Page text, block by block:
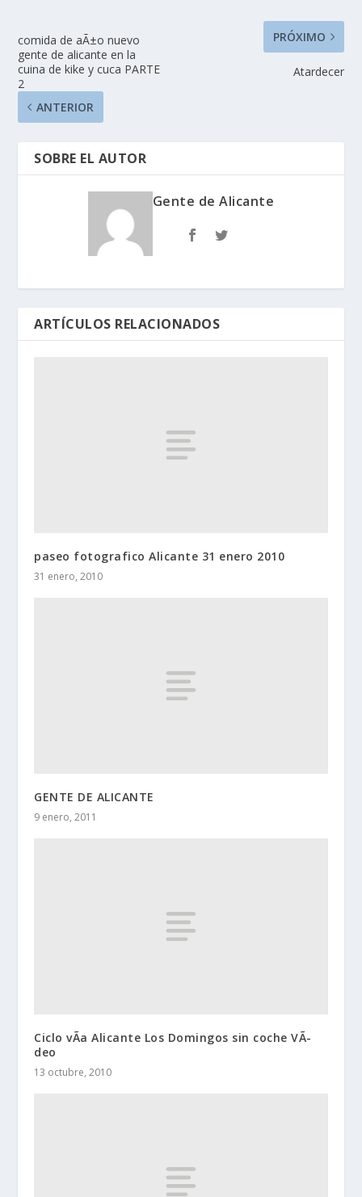
comida de aÃ±o nuevo
gente de alicante en la
cuina de kike y cuca PARTE
2
ANTERIOR
PRÓXIMO
Atardecer
SOBRE EL AUTOR
Gente de Alicante
ARTÍCULOS RELACIONADOS
paseo fotografico Alicante 31 enero 2010
31 enero, 2010
GENTE DE ALICANTE
9 enero, 2011
Ciclo vÃ­a Alicante Los Domingos sin coche VÃ­
deo
13 octubre, 2010